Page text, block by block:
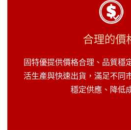
合理的價
固特優提供價格合理、品質穩
活生產與快速出貨，滿足不同
穩定供應、降低